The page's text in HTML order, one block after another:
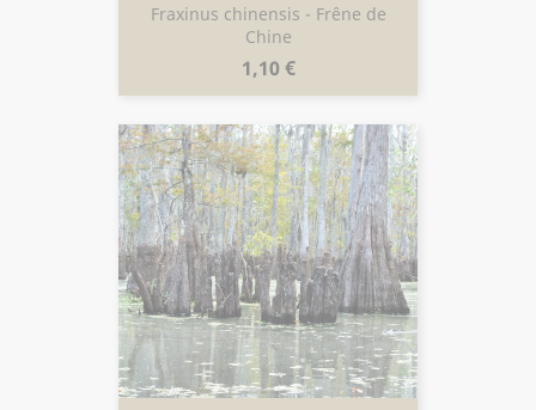
Fraxinus chinensis - Frêne de
Chine
Prix
1,10 €